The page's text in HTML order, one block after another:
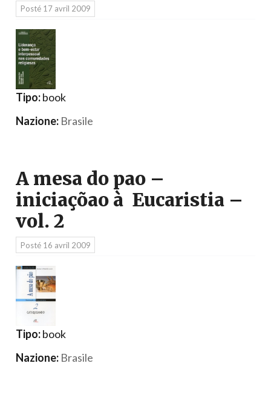
Posté 17 avril 2009
Tipo:book
Nazione: Brasile
A mesa do pao –
iniciaçõao à Eucaristia –
vol. 2
Posté 16 avril 2009
Tipo:book
Nazione: Brasile